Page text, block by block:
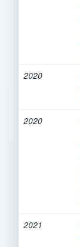
2020
2020
2021